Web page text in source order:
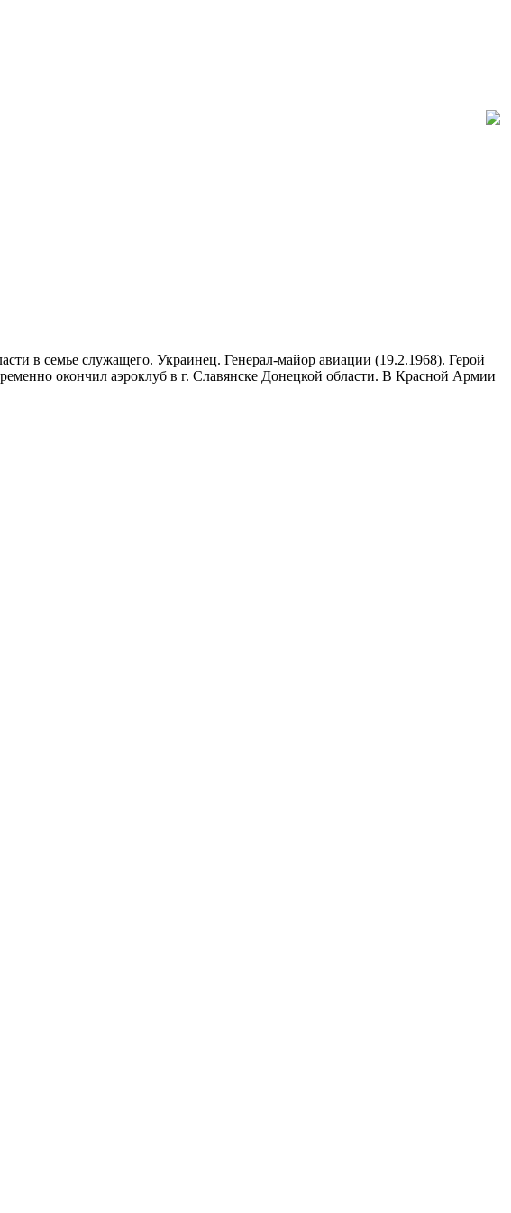
в семье служащего. Украинец. Генерал-майор авиации (19.2.1968). Герой
окончил аэроклуб в г. Славянске Донецкой области. В Красной Армии